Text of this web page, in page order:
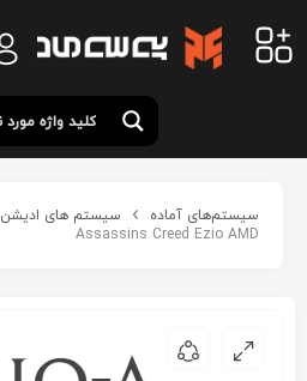
سیستم‌های آماده سیستم های ادیشن
Assassins Creed Ezio AMD